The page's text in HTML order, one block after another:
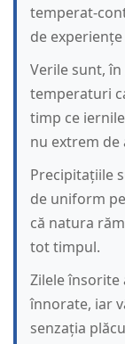
temperat-
de
Verile sunt,
temperaturi
timp ce
nu extrem de
Precipitațiile
de uniform
că natura
tot timpul.
Zilele însorite
înnorate, iar
senzația